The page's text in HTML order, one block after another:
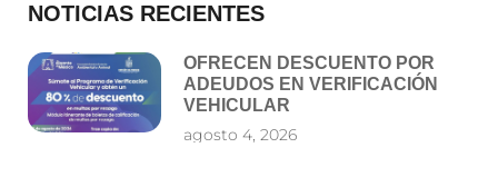
NOTICIAS RECIENTES
OFRECEN DESCUENTO POR
ADEUDOS EN VERIFICACIÓN
VEHICULAR
agosto 4, 2026